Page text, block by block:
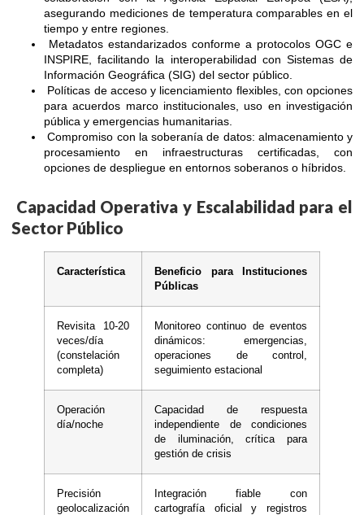
asegurando mediciones de temperatura comparables en el
tiempo y entre regiones.
Metadatos estandarizados conforme a protocolos OGC e
INSPIRE, facilitando la interoperabilidad con Sistemas de
Información Geográfica (SIG) del sector público.
Políticas de acceso y licenciamiento flexibles, con opciones
para acuerdos marco institucionales, uso en investigación
pública y emergencias humanitarias.
Compromiso con la soberanía de datos: almacenamiento y
procesamiento en infraestructuras certificadas, con
opciones de despliegue en entornos soberanos o híbridos.
Capacidad Operativa y Escalabilidad para el
Sector Público
Característica
Beneficio para Instituciones
Públicas
Revisita 10-20
veces/día
(constelación
completa)
Monitoreo continuo de eventos
dinámicos: emergencias,
operaciones de control,
seguimiento estacional
Operación
día/noche
Capacidad de respuesta
independiente de condiciones
de iluminación, crítica para
gestión de crisis
Precisión
geolocalización
Integración fiable con
cartografía oficial y registros